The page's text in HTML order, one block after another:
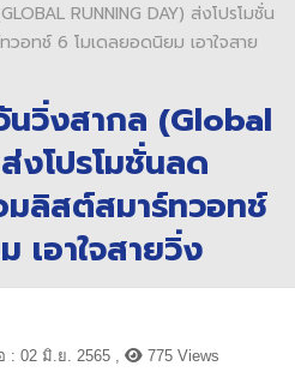
RUNNING DAY) ส่งโปรโมชั่น
อทช์ 6 โมเดลยอดนิยม เอาใจสาย
นวิ่งสากล (Global
งโปรโมชั่นลด
ลิสต์สมาร์ทวอทช์
เอาใจสายวิ่ง
: 02 มิ.ย. 2565 , 775 Views